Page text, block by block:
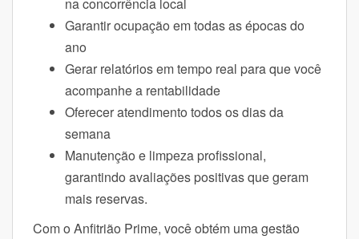
Garantir ocupação em todas as épocas do
ano
Gerar relatórios em tempo real para que você
acompanhe a rentabilidade
Oferecer atendimento todos os dias da
semana
Manutenção e limpeza profissional,
garantindo avaliações positivas que geram
mais reservas.
Com o Anfitrião Prime, você obtém uma gestão